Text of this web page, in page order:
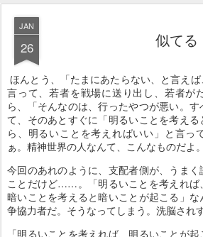
JAN
26 似てる
ほんとう、「たまにあたらない、と言え
言って、若者を戦場に送り出し、若者が
ら、「そんなのは、行ったやつが悪い。
て、そのあとすぐに「明るいことを考え
ら、明るいことを考えればいい」と言っ
ぁ。精神世界の人なんて、こんなものだよ。
今回のあれのように、支配者側が、うま
ことだけど……。「明るいことを考えれば
暗いことを考えると暗いことが起こる」
争協力者だ。そうなってしまう。洗脳され
「明るいことを考えれば、明るいことが